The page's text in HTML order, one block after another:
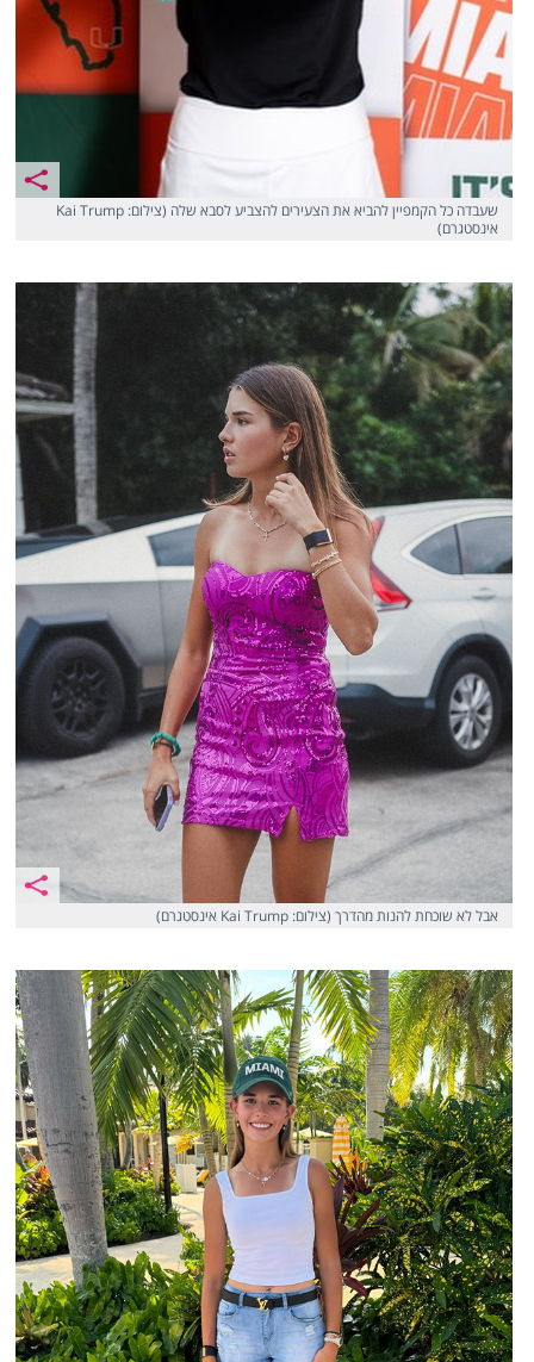
שעבדה כל הקמפיין להביא את הצעירים להצביע לסבא שלה (צילום: Kai Trump
אינסטגרם)
אבל לא שוכחת להנות מהדרך (צילום: Kai Trump אינסטגרם)